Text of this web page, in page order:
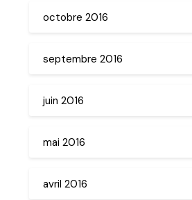
octobre 2016
septembre 2016
juin 2016
mai 2016
avril 2016